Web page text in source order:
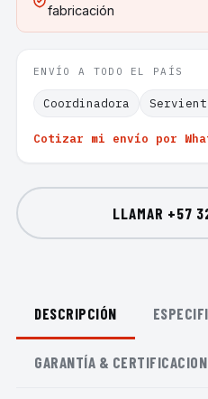
fabricación
ENVÍO A TODO EL PAÍS
Coordinadora
Cotizar mi envío por
LLAMAR +57
DESCRIPCIÓN
GARANTÍA &